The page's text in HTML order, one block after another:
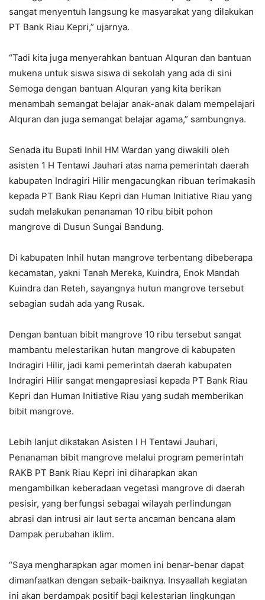
sangat menyentuh langsung ke masyarakat yang dilakukan
PT Bank Riau Kepri,” ujarnya.
“Tadi kita juga menyerahkan bantuan Alquran dan bantuan
mukena untuk siswa siswa di sekolah yang ada di sini
Semoga dengan bantuan Alquran yang kita berikan
menambah semangat belajar anak-anak dalam mempelajari
Alquran dan juga semangat belajar agama,” sambungnya.
Senada itu Bupati Inhil HM Wardan yang diwakili oleh
asisten 1 H Tentawi Jauhari atas nama pemerintah daerah
kabupaten Indragiri Hilir mengacungkan ribuan terimakasih
kepada PT Bank Riau Kepri dan Human Initiative Riau yang
sudah melakukan penanaman 10 ribu bibit pohon
mangrove di Dusun Sungai Bandung.
Di kabupaten Inhil hutan mangrove terbentang dibeberapa
kecamatan, yakni Tanah Mereka, Kuindra, Enok Mandah
Kuindra dan Reteh, sayangnya hutun mangrove tersebut
sebagian sudah ada yang Rusak.
Dengan bantuan bibit mangrove 10 ribu tersebut sangat
mambantu melestarikan hutan mangrove di kabupaten
Indragiri Hilir, jadi kami pemerintah daerah kabupaten
Indragiri Hilir sangat mengapresiasi kepada PT Bank Riau
Kepri dan Human Initiative Riau yang sudah memberikan
bibit mangrove.
Lebih lanjut dikatakan Asisten I H Tentawi Jauhari,
Penanaman bibit mangrove melalui program pemerintah
RAKB PT Bank Riau Kepri ini diharapkan akan
mengambilkan keberadaan vegetasi mangrove di daerah
pesisir, yang berfungsi sebagai wilayah perlindungan
abrasi dan intrusi air laut serta ancaman bencana alam
Dampak perubahan iklim.
“Saya mengharapkan agar momen ini benar-benar dapat
dimanfaatkan dengan sebaik-baiknya. Insyaallah kegiatan
ini akan berdampak positif bagi kelestarian lingkungan